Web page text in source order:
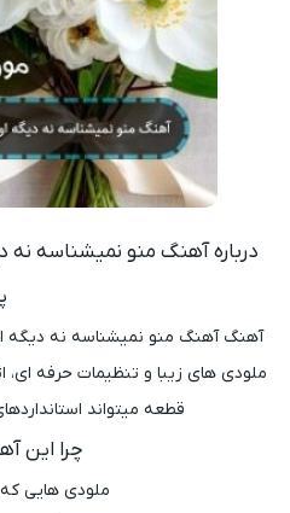
درباره آهنگ منو نمیشناسه
آهنگ آهنگ منو نمیشناسه نه دیگه
ملودی ‌های زیبا و تنظیمات حرفه
قطعه میتواند
چرا این
ملودی ‌هایی